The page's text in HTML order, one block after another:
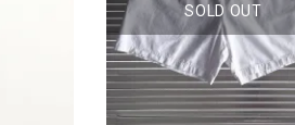
SOLD OUT